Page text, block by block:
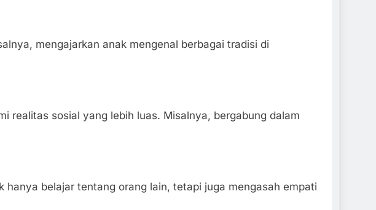
mengajarkan anak mengenal berbagai tradisi di
realitas sosial yang lebih luas. Misalnya, bergabung dalam
belajar tentang orang lain, tetapi juga mengasah empati